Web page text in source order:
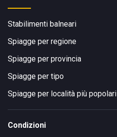
Stabilimenti balneari
Spiagge per regione
Spiagge per provincia
Spiagge per tipo
Spiagge per località più popolari
Condizioni